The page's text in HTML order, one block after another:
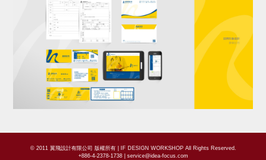
© 2011 翼飛設計有限公司 版權所有 | IF DESIGN WORKSHOP All Rights Reserved.
+886-4-2378-1738 | service@idea-focus.com